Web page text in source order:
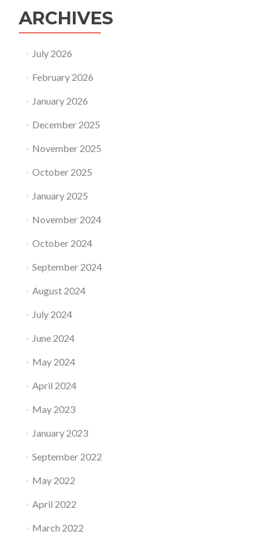
ARCHIVES
July 2026
February 2026
January 2026
December 2025
November 2025
October 2025
January 2025
November 2024
October 2024
September 2024
August 2024
July 2024
June 2024
May 2024
April 2024
May 2023
January 2023
September 2022
May 2022
April 2022
March 2022